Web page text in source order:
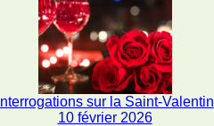
Interrogations sur la Saint-Valentin
10 février 2026